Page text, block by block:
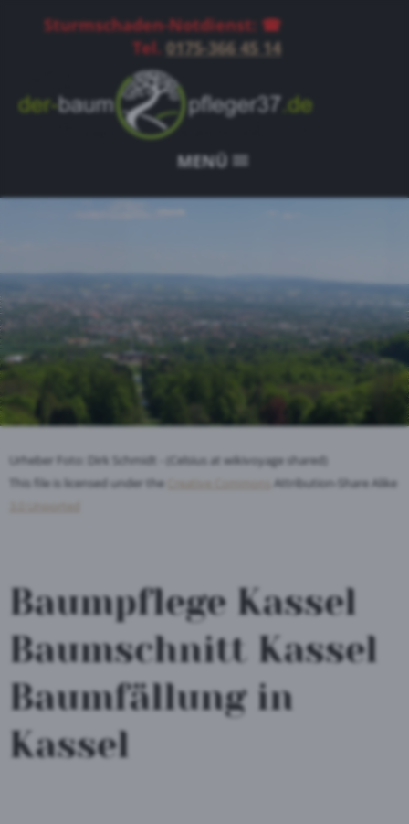
Sturmschaden-Notdienst: ☎
Tel. 0175-366 45 14
MENÜ
Urheber Foto: Dirk Schmidt - (Celsius at wikivoyage shared)
This file is licensed under the
Creative Commons
Attribution-Share Alike
Baumpflege Kassel
Baumschnitt Kassel
Baumfällung in
Kassel